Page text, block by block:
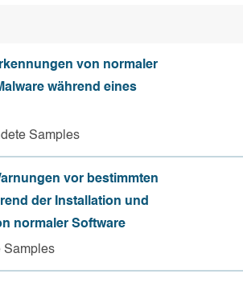
von normaler
während eines
Samples
vor bestimmten
der Installation und
normaler Software
Samples